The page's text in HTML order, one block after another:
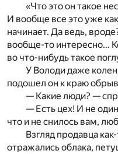
«Что это он такое
И вообще все это уже
начинает. Да ведь,
вообще-то интересно…
во что-нибудь такое
У Володи даже
подошел он к краю
— Какие люди? —
— Есть цех! И не
что и не снилось вам,
Взгляд продавца
отражались облака,